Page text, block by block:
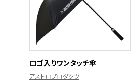
ロゴ入りワンタッチ傘
アストロプロダクツ